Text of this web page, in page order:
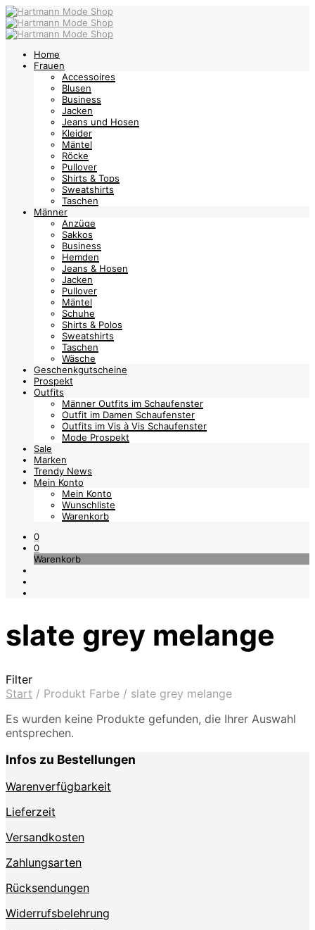
Home
Frauen
Accessoires
Blusen
Business
Jacken
Jeans und Hosen
Kleider
Mäntel
Röcke
Pullover
Shirts & Tops
Sweatshirts
Taschen
Männer
Anzüge
Sakkos
Business
Hemden
Jeans & Hosen
Jacken
Pullover
Mäntel
Schuhe
Shirts & Polos
Sweatshirts
Taschen
Wäsche
Geschenkgutscheine
Prospekt
Outfits
Männer Outfits im Schaufenster
Outfit im Damen Schaufenster
Outfits im Vis à Vis Schaufenster
Mode Prospekt
Sale
Marken
Trendy News
Mein Konto
Mein Konto
Wunschliste
Warenkorb
0
0
Warenkorb
slate grey melange
Filter
Start / Produkt Farbe / slate grey melange
Es wurden keine Produkte gefunden, die Ihrer Auswahl
entsprechen.
Infos zu Bestellungen
Warenverfügbarkeit
Lieferzeit
Versandkosten
Zahlungsarten
Rücksendungen
Widerrufsbelehrung